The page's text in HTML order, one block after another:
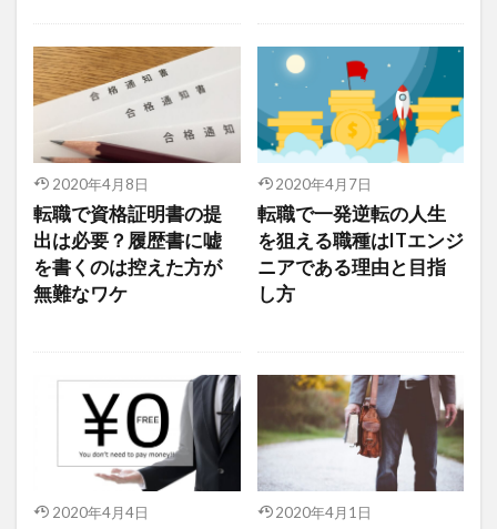
2020年4月8日
転職で資格証明書の提
出は必要？履歴書に嘘
を書くのは控えた方が
無難なワケ
2020年4月7日
転職で一発逆転の人生
を狙える職種はITエンジ
ニアである理由と目指
し方
2020年4月4日 2020年4月1日